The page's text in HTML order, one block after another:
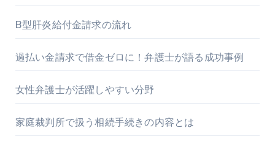
B型肝炎給付金請求の流れ
過払い金請求で借金ゼロに！弁護士が語る成功事例
女性弁護士が活躍しやすい分野
家庭裁判所で扱う相続手続きの内容とは